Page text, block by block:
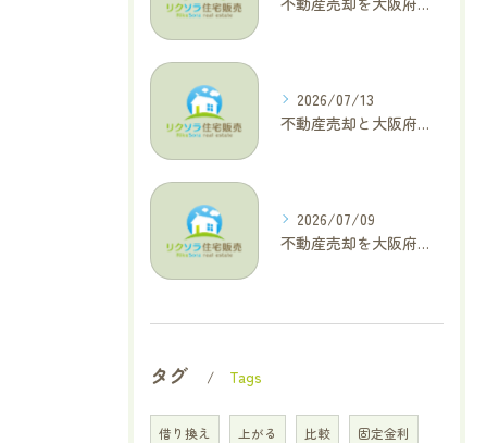
2026/07/13
不動産売却と大阪府四條畷市で利益最大化を叶えるコラム特集
2026/07/09
不動産売却を大阪府交野市で成功に導く三大タブー回避と高価格査定の極意
タグ Tags
借り換え 上がる 比較 固定金利